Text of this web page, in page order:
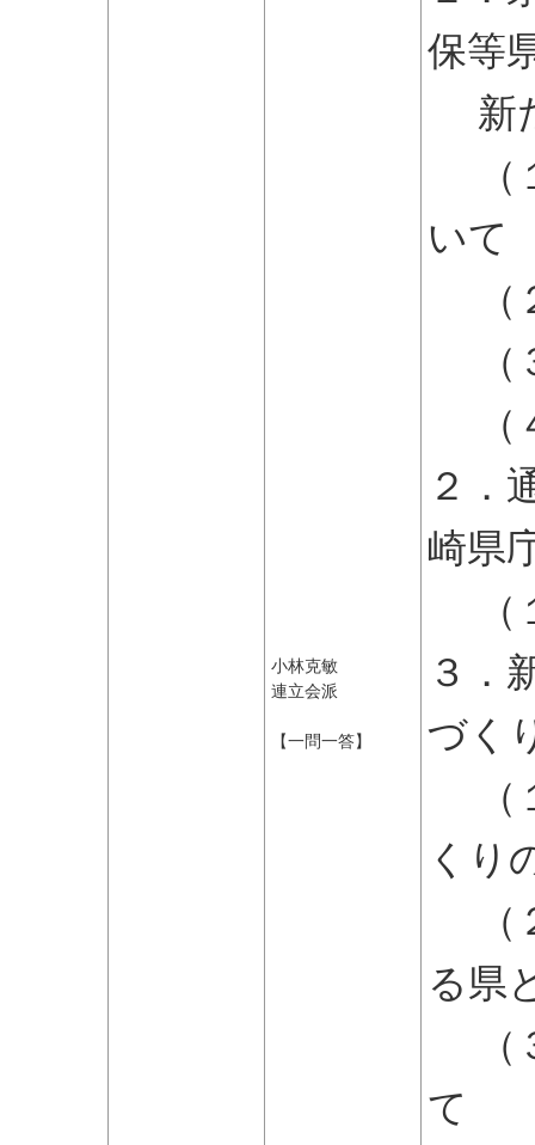
小林克敏
連立会派
【一問一答】
保等
新
（
いて
（
（
（
２．
崎県
（
３．
づく
（
くり
（
る県
（
て